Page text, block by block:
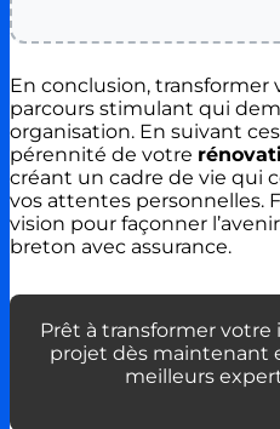
En conclusion,
parcours stimulant qui
organisation. En suivant
pérennité de votre
créant un cadre de vie qui
vos attentes personnelles.
vision pour façonner
breton avec assurance.
Prêt à transformer votre
projet dès maintenant
meilleurs